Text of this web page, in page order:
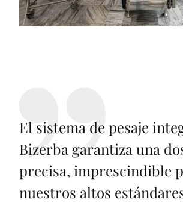
El sistema de pesaje
Bizerba garantiza una
precisa, imprescindible
nuestros altos